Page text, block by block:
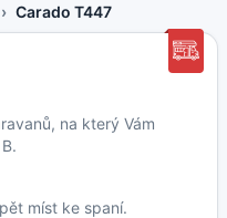
Carado T447
na který Vám
míst ke spaní.